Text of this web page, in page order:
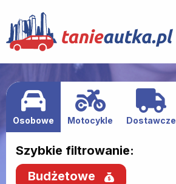
Osobowe Motocykle Dostawcze
Szybkie filtrowanie:
Budżetowe